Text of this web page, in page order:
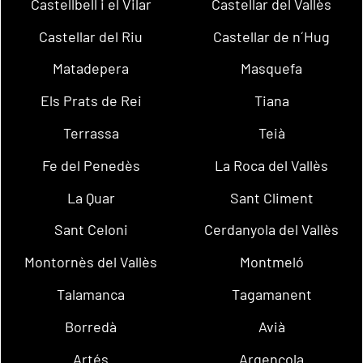
Castellbell i el Vilar
Castellar del Vallès
Castellar del Riu
Castellar de n´Hug
Matadepera
Masquefa
Els Prats de Rei
Tiana
Terrassa
Teià
Fe del Penedès
La Roca del Vallès
La Quar
Sant Climent
Sant Celoni
Cerdanyola del Vallès
Montornès del Vallès
Montmeló
Talamanca
Tagamanent
Borredà
Avià
Artés
Argençola